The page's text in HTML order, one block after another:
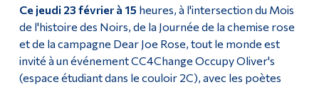
Ce jeudi 23 février à 15 heures, à l'intersection du Mois
de l'histoire des Noirs, de la Journée de la chemise rose
et de la campagne Dear Joe Rose, tout le monde est
invité à un événement CC4Change Occupy Oliver's
(espace étudiant dans le couloir 2C), avec les poètes